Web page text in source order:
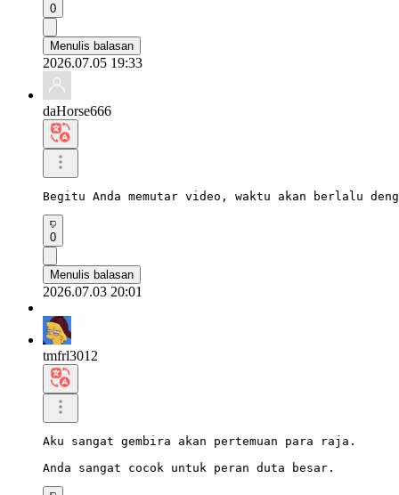
0
Menulis balasan
2026.07.05 19:33
daHorse666
Begitu Anda memutar video, waktu akan berlalu
0
Menulis balasan
2026.07.03 20:01
tmfrl3012
Aku sangat gembira akan pertemuan para raja.
Anda sangat cocok untuk peran duta besar.